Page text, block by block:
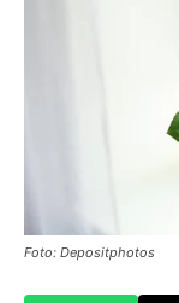
Foto: Depositphotos